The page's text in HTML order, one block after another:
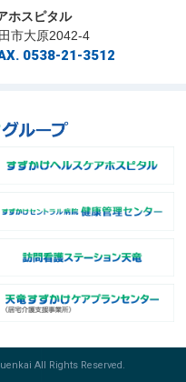
ホスピタル
市大原2042-4
0538-21-3512
All Rights Reserved.